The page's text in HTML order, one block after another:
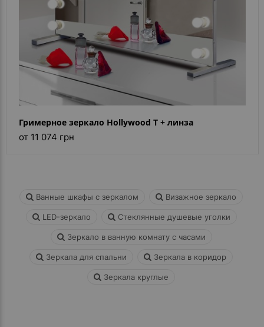
Гримерное зеркало Hollywood T + линза
от 11 074 грн
Ванные шкафы с зеркалом Визажное зеркало
LED-зеркало Стеклянные душевые уголки
Зеркало в ванную комнату с часами
Зеркала для спальни Зеркала в коридор
Зеркала круглые